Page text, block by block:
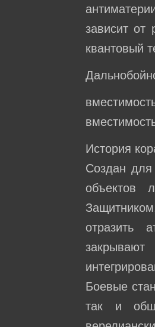
зависит от
квантовый
История
Создан
объектов
отразить
Боевые
так и